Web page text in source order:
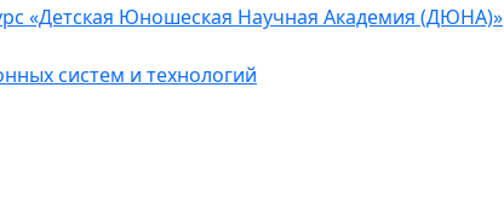
«Детская Юношеская Научная Академия (ДЮНА)»
систем и технологий